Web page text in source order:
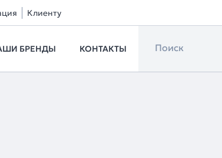
Клиенту
БРЕНДЫ КОНТАКТЫ